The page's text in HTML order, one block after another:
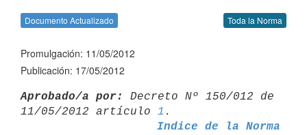
Documento Actualizado Toda la Norma
Promulgación: 11/05/2012
Publicación: 17/05/2012
Aprobado/a por:
Decreto Nº 150/012 de
11/05/2012 artículo 1
Indice de la Norma